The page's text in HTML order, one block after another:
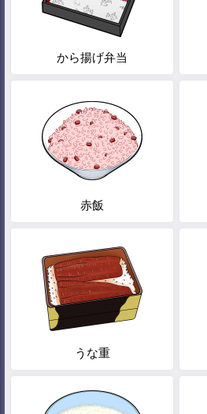
から揚げ弁当
赤飯
うな重